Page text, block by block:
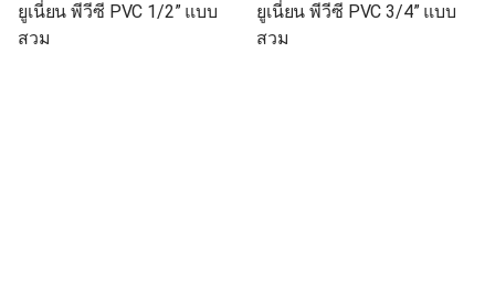
ยูเนี่ยน พีวีซี PVC 1/2” แบบ
สวม
ยูเนี่ยน พีวีซี PVC 3/4” แบบ
สวม